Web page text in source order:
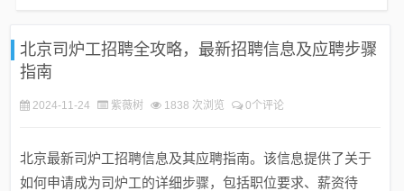
北京司炉工招聘全攻略，最新招聘信息及应聘步骤
指南
2024-11-24 紫薇树 1838 次浏览 0个评论
北京最新司炉工招聘信息及其应聘指南。该信息提供了关于
如何申请成为司炉工的详细步骤，包括职位要求、薪资待